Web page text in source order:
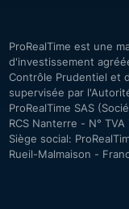
ProRealTime est une
d'investissement
Contrôle Prudentiel et
supervisée par
ProRealTime SAS
RCS Nanterre - N°
Siège social:
Rueil-Malmaison -